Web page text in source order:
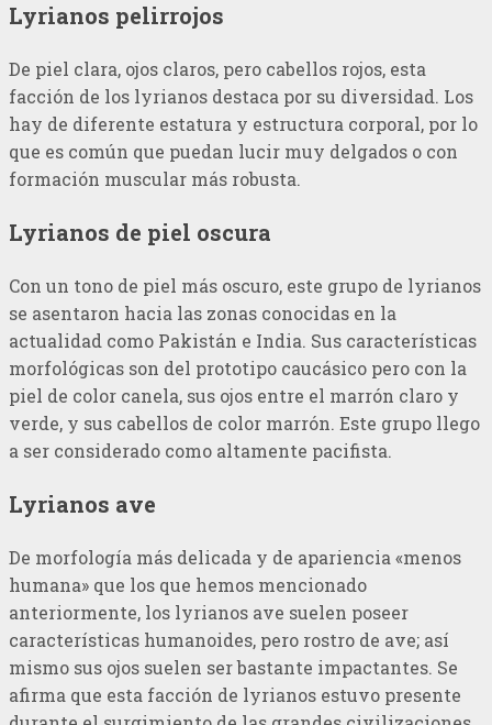
Lyrianos pelirrojos
De piel clara, ojos claros, pero cabellos rojos, esta
facción de los lyrianos destaca por su diversidad. Los
hay de diferente estatura y estructura corporal, por lo
que es común que puedan lucir muy delgados o con
formación muscular más robusta.
Lyrianos de piel oscura
Con un tono de piel más oscuro, este grupo de lyrianos
se asentaron hacia las zonas conocidas en la
actualidad como Pakistán e India. Sus características
morfológicas son del prototipo caucásico pero con la
piel de color canela, sus ojos entre el marrón claro y
verde, y sus cabellos de color marrón. Este grupo llego
a ser considerado como altamente pacifista.
Lyrianos ave
De morfología más delicada y de apariencia «menos
humana» que los que hemos mencionado
anteriormente, los lyrianos ave suelen poseer
características humanoides, pero rostro de ave; así
mismo sus ojos suelen ser bastante impactantes. Se
afirma que esta facción de lyrianos estuvo presente